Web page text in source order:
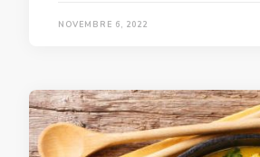
NOVEMBRE 6, 2022